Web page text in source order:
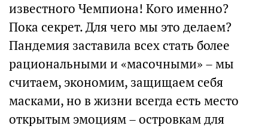
известного Чемпиона! Кого именно?
Пока секрет. Для чего мы это делаем?
Пандемия заставила всех стать более
рациональными и «масочными» – мы
считаем, экономим, защищаем себя
масками, но в жизни всегда есть место
открытым эмоциям – островкам для